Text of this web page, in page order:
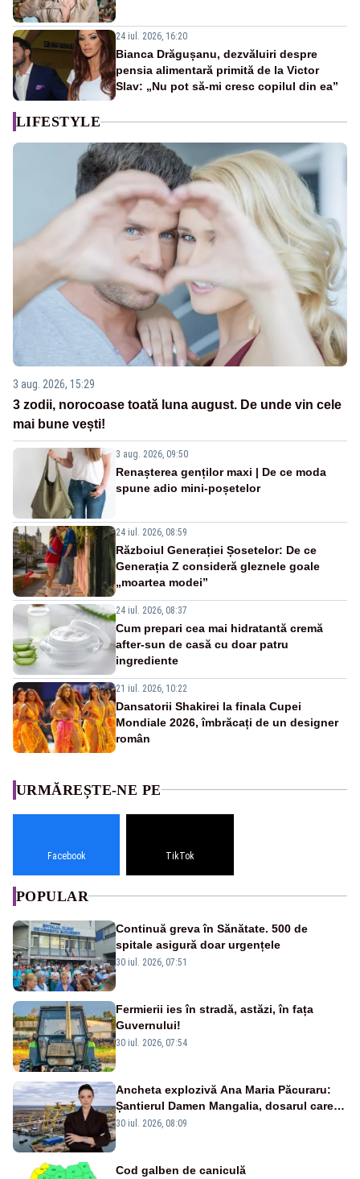
24 iul. 2026, 16:20
Bianca Drăgușanu, dezvăluiri despre
pensia alimentară primită de la Victor
Slav: „Nu pot să-mi cresc copilul din ea”
LIFESTYLE
3 aug. 2026, 15:29
3 zodii, norocoase toată luna august. De unde vin cele
mai bune vești!
3 aug. 2026, 09:50
Renașterea genților maxi | De ce moda
spune adio mini-poșetelor
24 iul. 2026, 08:59
Războiul Generației Șosetelor: De ce
Generația Z consideră gleznele goale
„moartea modei”
24 iul. 2026, 08:37
Cum prepari cea mai hidratantă cremă
after-sun de casă cu doar patru
ingrediente
21 iul. 2026, 10:22
Dansatorii Shakirei la finala Cupei
Mondiale 2026, îmbrăcați de un designer
român
URMĂREȘTE-NE PE
Facebook TikTok
POPULAR
Continuă greva în Sănătate. 500 de
spitale asigură doar urgențele
30 iul. 2026, 07:51
Fermierii ies în stradă, astăzi, în fața
Guvernului!
30 iul. 2026, 07:54
Ancheta explozivă Ana Maria Păcuraru:
Șantierul Damen Mangalia, dosarul care
scufundă apărarea României
30 iul. 2026, 08:09
Cod galben de caniculă